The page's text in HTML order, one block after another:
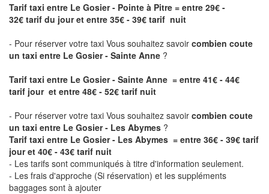
Tarif taxi entre Le Gosier - Pointe à Pitre = entre 29€ -
32€ tarif du jour et entre 35€ - 39€ tarif nuit
- Pour réserver votre taxi Vous souhaitez savoir combien coute
un taxi entre Le Gosier - Sainte Anne ?
Tarif taxi entre Le Gosier - Sainte Anne = entre 41€ - 44€
tarif jour et entre 48€ - 52€ tarif nuit
- Pour réserver votre taxi Vous souhaitez savoir combien coute
un taxi entre Le Gosier - Les Abymes ?
Tarif taxi entre Le Gosier - Les Abymes = entre 36€ - 39€ tarif
jour et 40€ - 43€ tarif nuit
- Les tarifs sont communiqués à titre d'information seulement.
- Les frais d'approche (Si réservation) et les suppléments
baggages sont à ajouter